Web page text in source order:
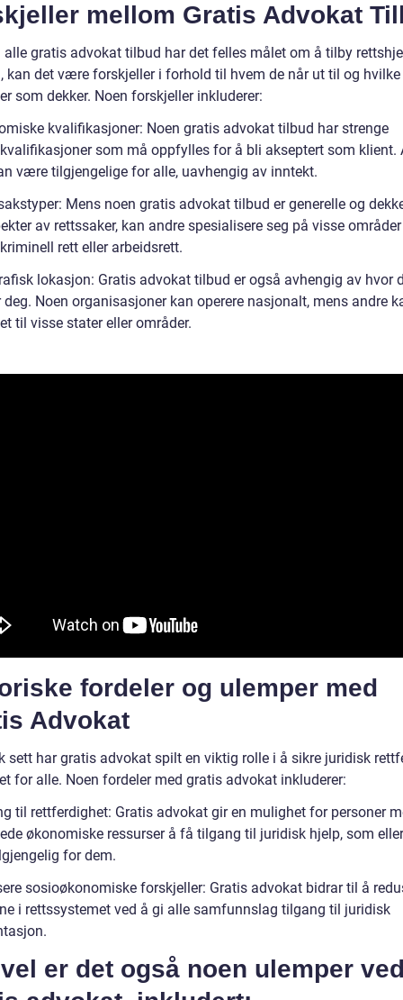
mellom Gratis Advokat
alle gratis advokat tilbud har det felles målet om å tilby
kan det være forskjeller i forhold til hvem de når ut til og hvilke
som dekker. Noen forskjeller inkluderer:
kvalifikasjoner: Noen gratis advokat tilbud har strenge
som må oppfylles for å bli akseptert som klient.
være tilgjengelige for alle, uavhengig av inntekt.
Mens noen gratis advokat tilbud er generelle og
av rettssaker, kan andre spesialisere seg på visse
rett eller arbeidsrett.
lokasjon: Gratis advokat tilbud er også avhengig av hvor
deg. Noen organisasjoner kan operere nasjonalt, mens andre
til visse stater eller områder.
fordeler og ulemper med
Advokat
sett har gratis advokat spilt en viktig rolle i å sikre juridisk
for alle. Noen fordeler med gratis advokat inkluderer:
til rettferdighet: Gratis advokat gir en mulighet for personer
økonomiske ressurser å få tilgang til juridisk hjelp, som
for dem.
sosioøkonomiske forskjeller: Gratis advokat bidrar til å
i rettssystemet ved å gi alle samfunnslag tilgang til juridisk
er det også noen ulemper